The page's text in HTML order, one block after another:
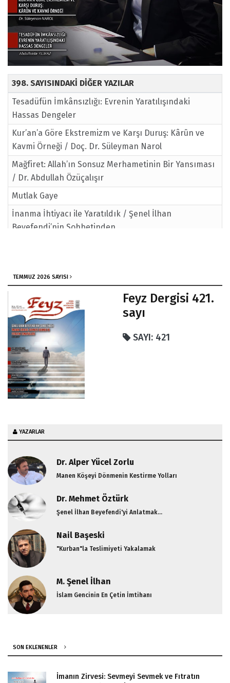
398. SAYISINDAKİ DİĞER YAZILAR
Tesadüfün İmkânsızlığı: Evrenin Yaratılışındaki
Hassas Dengeler
Kur’an’a Göre Ekstremizm ve Karşı Duruş: Kârûn ve
Kavmi Örneği / Doç. Dr. Süleyman Narol
Mağfiret: Allah’ın Sonsuz Merhametinin Bir Yansıması
/ Dr. Abdullah Özüçalışır
Mutlak Gaye
İnanma İhtiyacı ile Yaratıldık / Şenel İlhan
Beyefendi’nin Sohbetinden
TEMMUZ 2026 SAYISI
Feyz Dergisi 421.
sayı
SAYI: 421
YAZARLAR
Dr. Alper Yücel Zorlu
Manen Köşeyi Dönmenin Kestirme Yolları
Dr. Mehmet Öztürk
Şenel İlhan Beyefendi'yi Anlatmak...
Nail Başeski
"Kurban"la Teslimiyeti Yakalamak
M. Şenel İlhan
İslam Gencinin En Çetin İmtihanı
SON EKLENENLER
İmanın Zirvesi: Sevmeyi Sevmek ve Fıtratın